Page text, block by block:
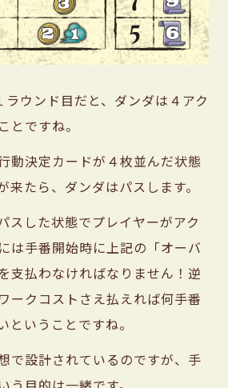
ウンド目だと、ダンダは４アク
とですね。
動決定カードが４枚並んだ状態
来たら、ダンダはパスします。
スした状態でプレイヤーがアク
は手番開始時に上記の「オーバ
支払わなければなりません！逆
ークコストさえ払えれば何手番
ということですね。
で設計されているのですが、手